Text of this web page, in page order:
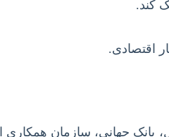
کند.
اقتصادی.